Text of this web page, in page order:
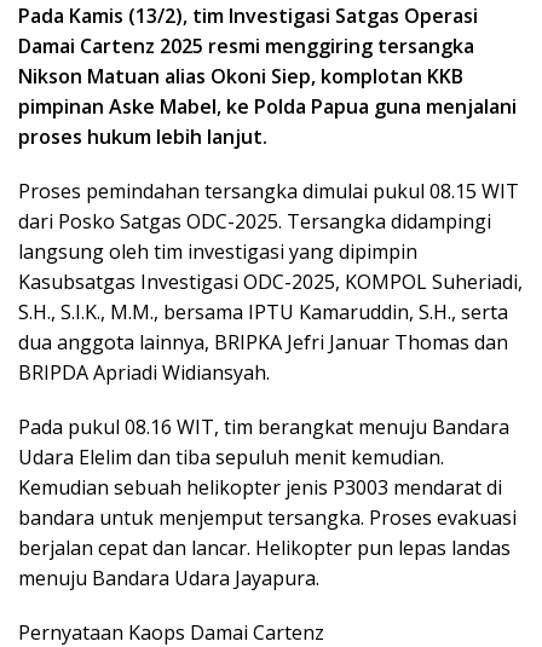
Pada Kamis (13/2), tim Investigasi Satgas Operasi
Damai Cartenz 2025 resmi menggiring tersangka
Nikson Matuan alias Okoni Siep, komplotan KKB
pimpinan Aske Mabel, ke Polda Papua guna menjalani
proses hukum lebih lanjut.
Proses pemindahan tersangka dimulai pukul 08.15 WIT
dari Posko Satgas ODC-2025. Tersangka didampingi
langsung oleh tim investigasi yang dipimpin
Kasubsatgas Investigasi ODC-2025, KOMPOL Suheriadi,
S.H., S.I.K., M.M., bersama IPTU Kamaruddin, S.H., serta
dua anggota lainnya, BRIPKA Jefri Januar Thomas dan
BRIPDA Apriadi Widiansyah.
Pada pukul 08.16 WIT, tim berangkat menuju Bandara
Udara Elelim dan tiba sepuluh menit kemudian.
Kemudian sebuah helikopter jenis P3003 mendarat di
bandara untuk menjemput tersangka. Proses evakuasi
berjalan cepat dan lancar. Helikopter pun lepas landas
menuju Bandara Udara Jayapura.
Pernyataan Kaops Damai Cartenz